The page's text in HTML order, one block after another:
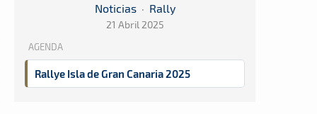
Noticias · Rally
21 Abril 2025
AGENDA
Rallye Isla de Gran Canaria 2025